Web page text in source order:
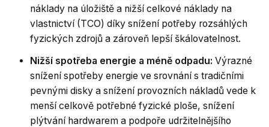
náklady na úložiště a nižší celkové náklady na
vlastnictví (TCO) díky snížení potřeby rozsáhlých
fyzických zdrojů a zároveň lepší škálovatelnost.
Nižší spotřeba energie a méně odpadu: Výrazné
snížení spotřeby energie ve srovnání s tradičními
pevnými disky a snížení provozních nákladů vede k
menší celkově potřebné fyzické ploše, snížení
plýtvání hardwarem a podpoře udržitelnějšího